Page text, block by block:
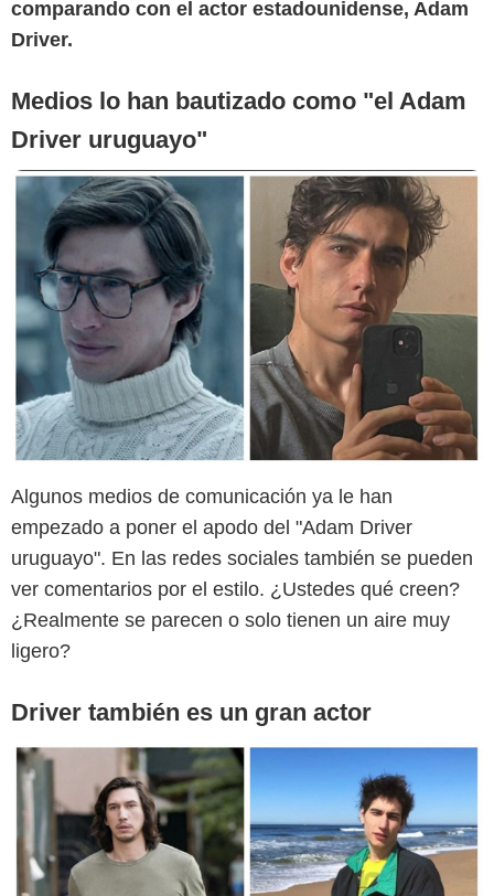
comparando con el actor estadounidense, Adam
Driver.
Medios lo han bautizado como "el Adam
Driver uruguayo"
Algunos medios de comunicación ya le han
empezado a poner el apodo del "Adam Driver
uruguayo". En las redes sociales también se pueden
ver comentarios por el estilo. ¿Ustedes qué creen?
¿Realmente se parecen o solo tienen un aire muy
ligero?
Driver también es un gran actor
Home Box Office, Inc. All rights reserved./Instagram @vogrincicenzo